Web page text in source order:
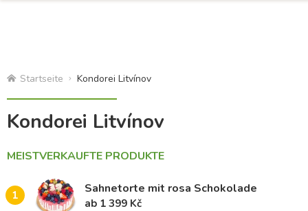
Startseite Kondorei Litvínov
Kondorei Litvínov
MEISTVERKAUFTE PRODUKTE
1 Sahnetorte mit rosa Schokolade
ab 1 399 Kč